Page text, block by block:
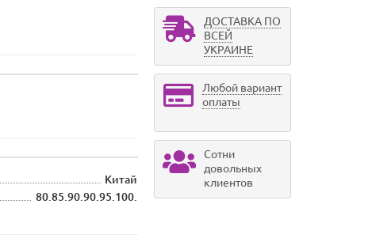
Китай
80.85.90.90.95.100.
ДОСТАВКА ПО
ВСЕЙ
УКРАИНЕ
Любой вариант
оплаты
Сотни
довольных
клиентов